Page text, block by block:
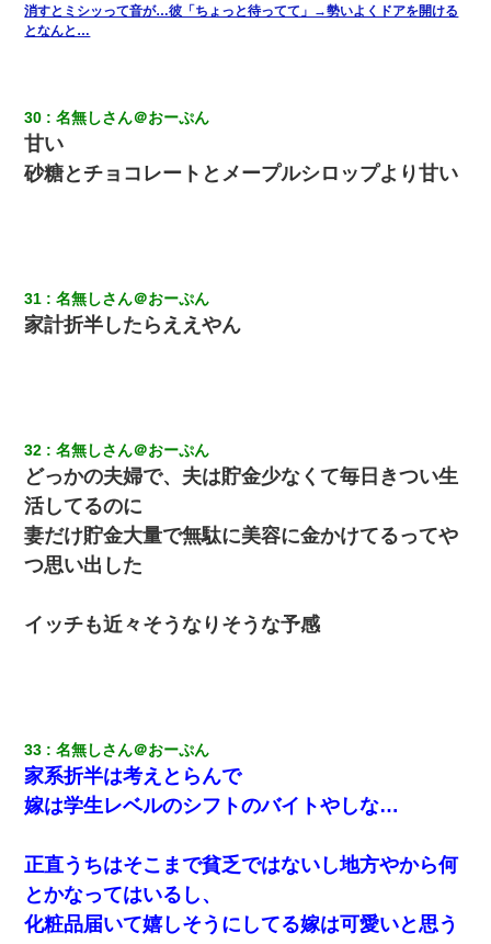
消すとミシッって音が…彼「ちょっと待ってて」→勢いよくドアを開ける
となんと…
30 名無しさん＠おーぷん
甘い
砂糖とチョコレートとメープルシロップより甘い
31 名無しさん＠おーぷん
家計折半したらええやん
32 名無しさん＠おーぷん
どっかの夫婦で、夫は貯金少なくて毎日きつい生
活してるのに
妻だけ貯金大量で無駄に美容に金かけてるってや
つ思い出した
イッチも近々そうなりそうな予感
33 名無しさん＠おーぷん
家系折半は考えとらんで
嫁は学生レベルのシフトのバイトやしな…
正直うちはそこまで貧乏ではないし地方やから何
とかなってはいるし、
化粧品届いて嬉しそうにしてる嫁は可愛いと思う